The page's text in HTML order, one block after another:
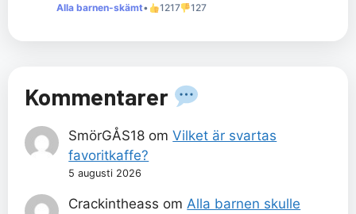
Alla barnen-skämt• 1217 127
Kommentarer
SmörGÅS18 omVilket är svartas
favoritkaffe?
5 augusti 2026
Crackintheass om Alla barnen skulle